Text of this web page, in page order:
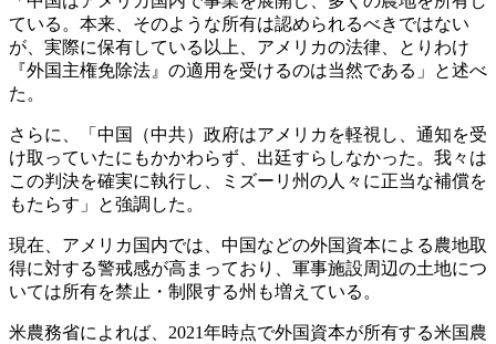
ている。本来、そのような所有は認められるべきではない
が、実際に保有している以上、アメリカの法律、とりわけ
『外国主権免除法』の適用を受けるのは当然である」と述べ
た。
さらに、「中国（中共）政府はアメリカを軽視し、通知を受
け取っていたにもかかわらず、出廷すらしなかった。我々は
この判決を確実に執行し、ミズーリ州の人々に正当な補償を
もたらす」と強調した。
現在、アメリカ国内では、中国などの外国資本による農地取
得に対する警戒感が高まっており、軍事施設周辺の土地につ
いては所有を禁止・制限する州も増えている。
米農務省によれば、2021年時点で外国資本が所有する米国農